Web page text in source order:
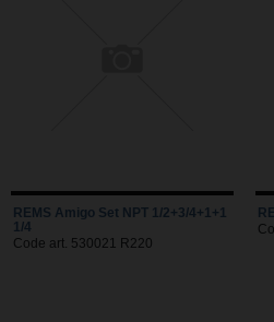
REMS Amigo Set NPT 1/2+3/4+1+1
1/4
Code art. 530021 R220